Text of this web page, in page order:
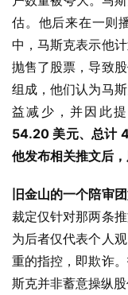
估。他后来在一则
中，马斯克表示他
抛售了股票，导致
组成，他们认为马
益减少，并因此
54.20 美元、总计
他发布相关推文后
旧金山的一个陪审
裁定仅针对那两条
为后者仅代表个人
重的指控，即欺诈
斯克并非蓄意操纵股